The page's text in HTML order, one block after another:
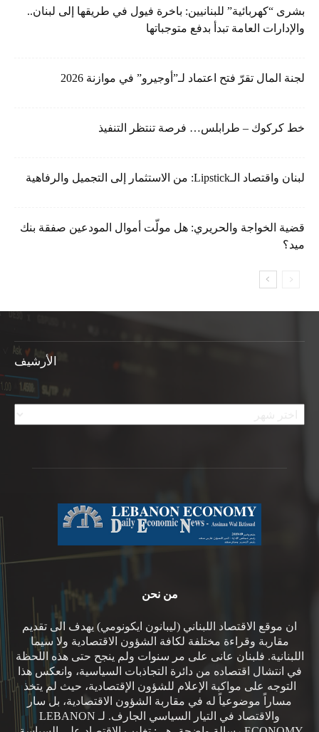
بشرى “كهربائية” للبنانيين: باخرة فيول في طريقها إلى لبنان..
والإدارات العامة تبدأ بدفع متوجباتها
لجنة المال تقرّ فتح اعتماد لـ”أوجيرو” في موازنة 2026
خط كركوك – طرابلس… فرصة تنتظر التنفيذ
لبنان واقتصاد الـLipstick: من الاستثمار إلى التجميل والرفاهية
قضية الخواجة والحريري: هل مولّت أموال المودعين صفقة بنك
ميد؟
الأرشيف
الأرشيف
من نحن
ان موقع الاقتصاد اللبناني (ليبانون ايكونومي) يهدف الى تقديم
مقاربة وقراءة مختلفة لكافة الشؤون الاقتصادية ولا سيما
اللبنانية. فلبنان عانى على مر سنوات ولم ينجح حتى هذه اللحظة
في انتشال اقتصاده من دائرة التجاذبات السياسية، وانعكس هذا
التوجه على مواكبة الإعلام للشؤون الإقتصادية، حيث لم يتخذ
مساراً موضوعياً له في مقاربة الشؤون الاقتصادية، بل سار
والاقتصاد في التيار السياسي الجارف. لـ LEBANON